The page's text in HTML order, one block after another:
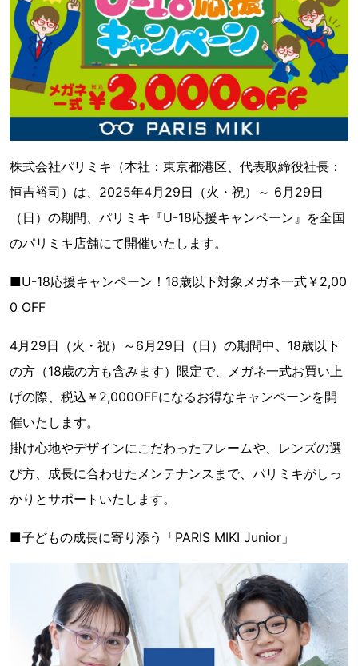
株式会社パリミキ（本社：東京都港区、代表取締役社長：
恒吉裕司）は、2025年4月29日（火・祝）～ 6月29日
（日）の期間、パリミキ『U-18応援キャンペーン』を全国
のパリミキ店舗にて開催いたします。
■U-18応援キャンペーン！18歳以下対象メガネ一式￥2,00
0 OFF
4月29日（火・祝）～6月29日（日）の期間中、18歳以下
の方（18歳の方も含みます）限定で、メガネ一式お買い上
げの際、税込￥2,000OFFになるお得なキャンペーンを開
催いたします。
掛け心地やデザインにこだわったフレームや、レンズの選
び方、成長に合わせたメンテナンスまで、パリミキがしっ
かりとサポートいたします。
■子どもの成長に寄り添う「PARIS MIKI Junior」